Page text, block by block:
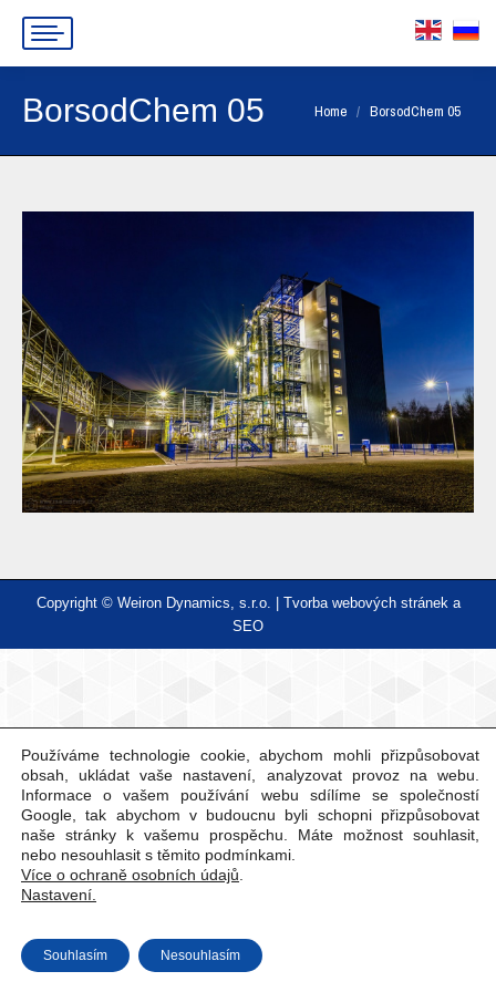
BorsodChem 05 You are here:
Home BorsodChem 05
Copyright © Weiron Dynamics, s.r.o. | Tvorba webových stránek a
SEO
Používáme technologie cookie, abychom mohli přizpůsobovat
obsah, ukládat vaše nastavení, analyzovat provoz na webu.
Informace o vašem používání webu sdílíme se společností
Google, tak abychom v budoucnu byli schopni přizpůsobovat
naše stránky k vašemu prospěchu. Máte možnost souhlasit,
nebo nesouhlasit s těmito podmínkami.
Více o ochraně osobních údajů
Nastavení.
Souhlasím Nesouhlasím